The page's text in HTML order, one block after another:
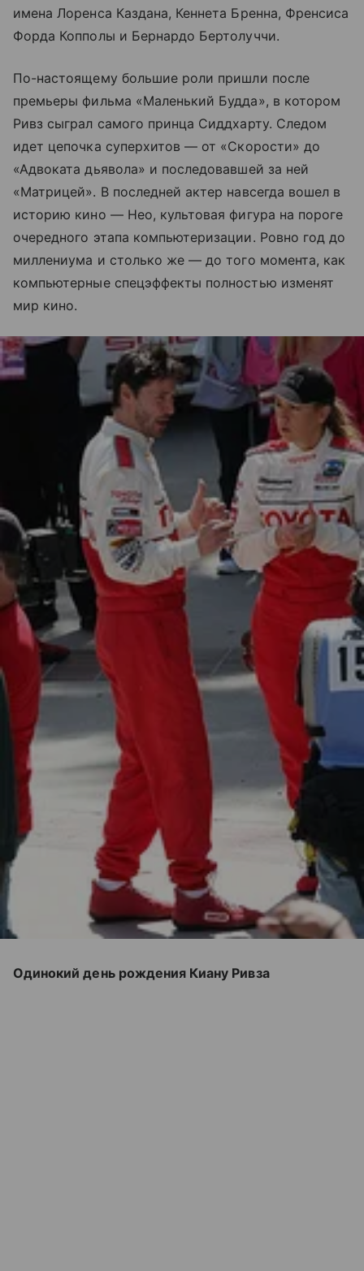
имена Лоренса Каздана, Кеннета Бренна, Френсиса
Форда Копполы и Бернардо Бертолуччи.
По-настоящему большие роли пришли после
премьеры фильма «Маленький Будда», в котором
Ривз сыграл самого принца Сиддхарту. Следом
идет цепочка суперхитов — от «Скорости» до
«Адвоката дьявола» и последовавшей за ней
«Матрицей». В последней актер навсегда вошел в
историю кино — Нео, культовая фигура на пороге
очередного этапа компьютеризации. Ровно год до
миллениума и столько же — до того момента, как
компьютерные спецэффекты полностью изменят
мир кино.
Одинокий день рождения Киану Ривза